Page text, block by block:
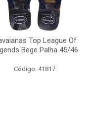
Top League Of
Bege Palha 45/46
Código: 41817